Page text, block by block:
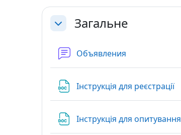
Схема розділу
ЗгорнутиЗагальне
Объявления
Інструкція для реєстрації
Інструкція для опитування